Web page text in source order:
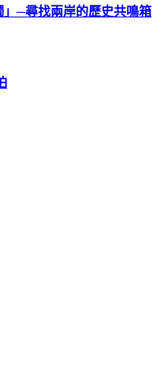
─尋找兩岸的歷史共鳴箱